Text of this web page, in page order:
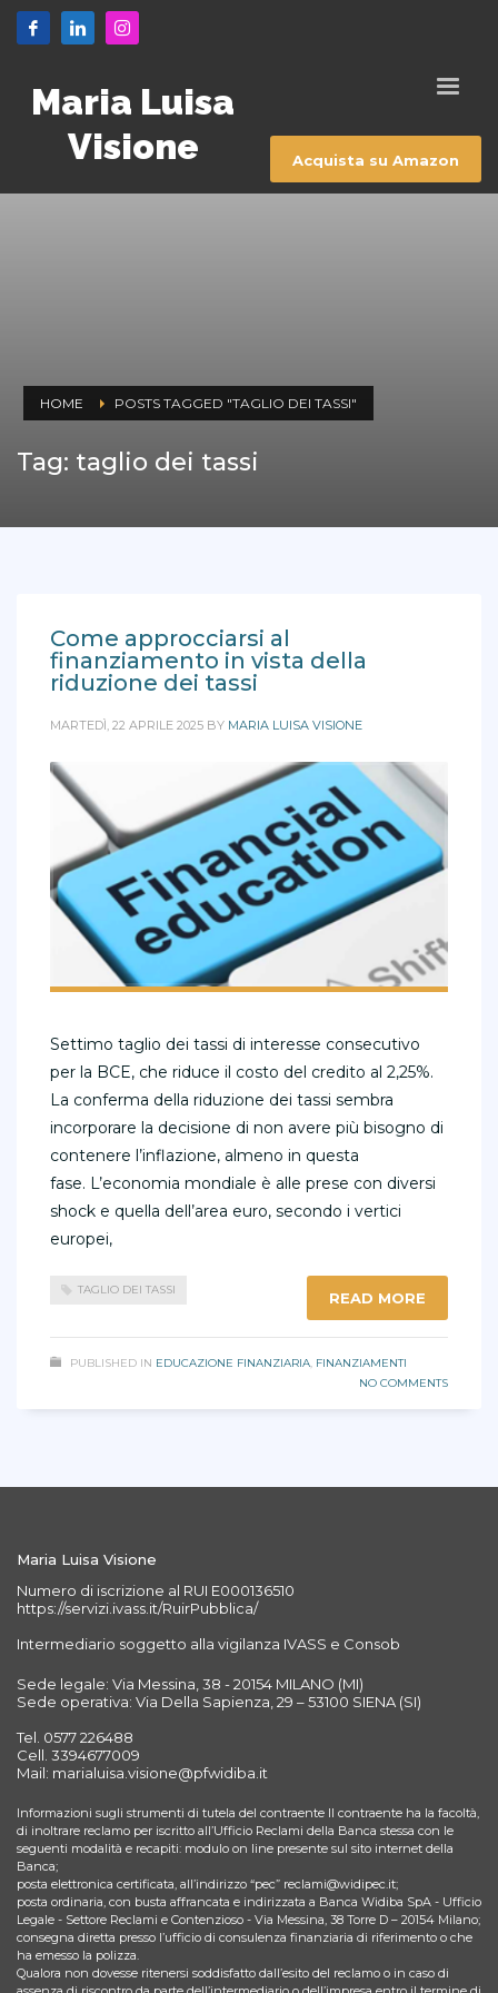
Maria Luisa
Visione
Acquista su Amazon
HOME POSTS TAGGED "TAGLIO DEI TASSI"
Tag: taglio dei tassi
Come approcciarsi al
finanziamento in vista della
riduzione dei tassi
MARTEDÌ, 22 APRILE 2025 BY MARIA LUISA VISIONE
Settimo taglio dei tassi di interesse consecutivo
per la BCE, che riduce il costo del credito al 2,25%.
La conferma della riduzione dei tassi sembra
incorporare la decisione di non avere più bisogno di
contenere l’inflazione, almeno in questa
fase. L’economia mondiale è alle prese con diversi
shock e quella dell’area euro, secondo i vertici
europei,
TAGLIO DEI TASSI READ MORE
PUBLISHED IN EDUCAZIONE FINANZIARIA, FINANZIAMENTI
NO COMMENTS
Maria Luisa Visione
Numero di iscrizione al RUI E000136510
https://servizi.ivass.it/RuirPubblica/
Intermediario soggetto alla vigilanza IVASS e Consob
Sede legale: Via Messina, 38 - 20154 MILANO (MI)
Sede operativa: Via Della Sapienza, 29 – 53100 SIENA (SI)
Tel. 0577 226488
Cell. 3394677009
Mail: marialuisa.visione@pfwidiba.it
Informazioni sugli strumenti di tutela del contraente Il contraente ha la facoltà,
di inoltrare reclamo per iscritto all’Ufficio Reclami della Banca stessa con le
seguenti modalità e recapiti: modulo on line presente sul sito internet della
Banca;
posta elettronica certificata, all’indirizzo “pec” reclami@widipec.it;
posta ordinaria, con busta affrancata e indirizzata a Banca Widiba SpA - Ufficio
Legale - Settore Reclami e Contenzioso - Via Messina, 38 Torre D – 20154 Milano;
consegna diretta presso l’ufficio di consulenza finanziaria di riferimento o che
ha emesso la polizza.
Qualora non dovesse ritenersi soddisfatto dall’esito del reclamo o in caso di